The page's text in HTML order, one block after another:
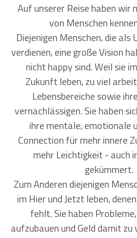
Auf unserer Reise haben wir
von Menschen
Diejenigen Menschen, die
verdienen, eine große Vision
nicht happy sind. Weil sie
Zukunft leben, zu viel
Lebensbereiche sowie
vernachlässigen. Sie haben
ihre mentale, emotionale
Connection für mehr innere
mehr Leichtigkeit - auch
gekümmert.
Zum Anderen diejenigen
im Hier und Jetzt leben,
fehlt. Sie haben
aufzubauen und Geld damit zu